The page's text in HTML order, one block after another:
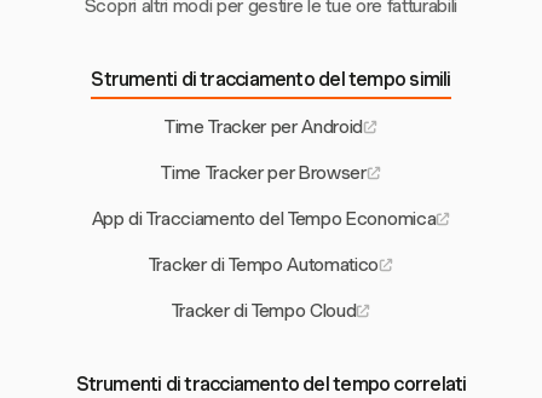
Scopri altri modi per gestire le tue ore fatturabili
Strumenti di tracciamento del tempo simili
Time Tracker per Android
Time Tracker per Browser
App di Tracciamento del Tempo Economica
Tracker di Tempo Automatico
Tracker di Tempo Cloud
Strumenti di tracciamento del tempo correlati